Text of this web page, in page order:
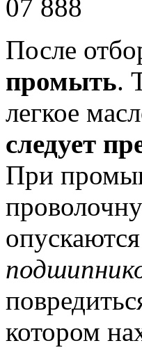
07 888
После
промыть.
легкое
следует
При
котором